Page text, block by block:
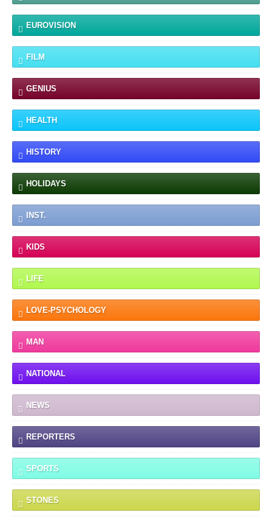
EUROVISION
FILM
GENIUS
HEALTH
HISTORY
HOLIDAYS
INST.
KIDS
LIFE
LOVE-PSYCHOLOGY
MAN
NATIONAL
NEWS
REPORTERS
SPORTS
STONES